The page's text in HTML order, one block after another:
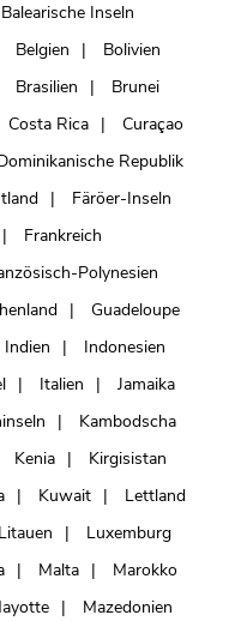
Balearische Inseln
Belgien
Bolivien
Brasilien
Brunei
Costa Rica
Curaçao
Republik
Färöer-Inseln
Frankreich
Polynesien
Guadeloupe
Indien
Indonesien
Italien
Jamaika
Kambodscha
Kenia
Kirgisistan
Kuwait
Lettland
Litauen
Luxemburg
Malta
Marokko
Mazedonien